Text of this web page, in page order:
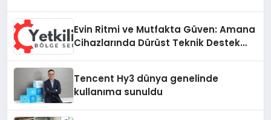
Evin Ritmi ve Mutfakta Güven: Amana
Cihazlarında Dürüst Teknik Destek
Tencent Hy3 dünya genelinde
kullanıma sunuldu